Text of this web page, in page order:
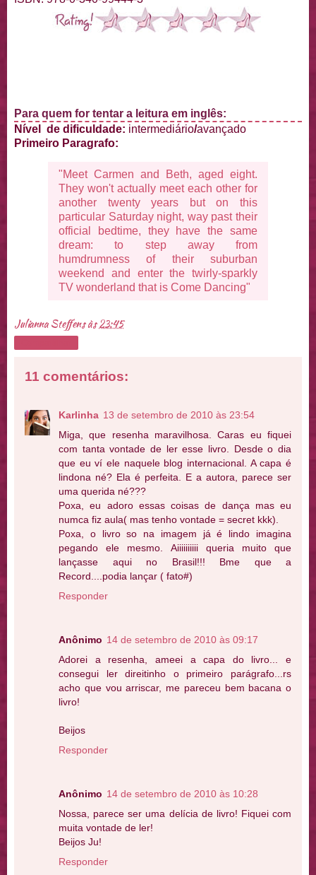
Para quem for tentar a leitura em inglês:
Nível de dificuldade: intermediário/avançado
Primeiro Paragrafo:
"Meet Carmen and Beth, aged eight.
They won't actually meet each other for
another twenty years but on this
particular Saturday night, way past their
official bedtime, they have the same
dream: to step away from
humdrumness of their suburban
weekend and enter the twirly-sparkly
TV wonderland that is Come Dancing"
Julianna Steffensàs23:45
11 comentários:
Karlinha 13 de setembro de 2010 às 23:54
Miga, que resenha maravilhosa. Caras eu fiquei
com tanta vontade de ler esse livro. Desde o dia
que eu ví ele naquele blog internacional. A capa é
lindona né? Ela é perfeita. E a autora, parece ser
uma querida né???
Poxa, eu adoro essas coisas de dança mas eu
numca fiz aula( mas tenho vontade = secret kkk).
Poxa, o livro so na imagem já é lindo imagina
pegando ele mesmo. Aiiiiiiiiii queria muito que
lançasse aqui no Brasil!!! Bme que a
Record....podia lançar ( fato#)
Responder
Anônimo 14 de setembro de 2010 às 09:17
Adorei a resenha, ameei a capa do livro... e
consegui ler direitinho o primeiro parágrafo...rs
acho que vou arriscar, me pareceu bem bacana o
livro!
Beijos
Responder
Anônimo 14 de setembro de 2010 às 10:28
Nossa, parece ser uma delícia de livro! Fiquei com
muita vontade de ler!
Beijos Ju!
Responder